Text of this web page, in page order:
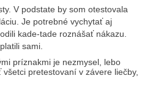
V podstate by som otestovala
Je potrebné vychytať aj
kade-tade roznášať nákazu.
sami.
príznakmi je nezmysel, lebo
pretestovaní v závere liečby,